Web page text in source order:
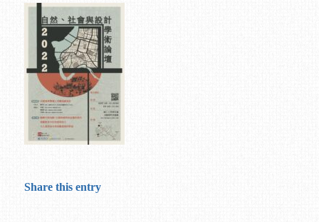
Share this entry